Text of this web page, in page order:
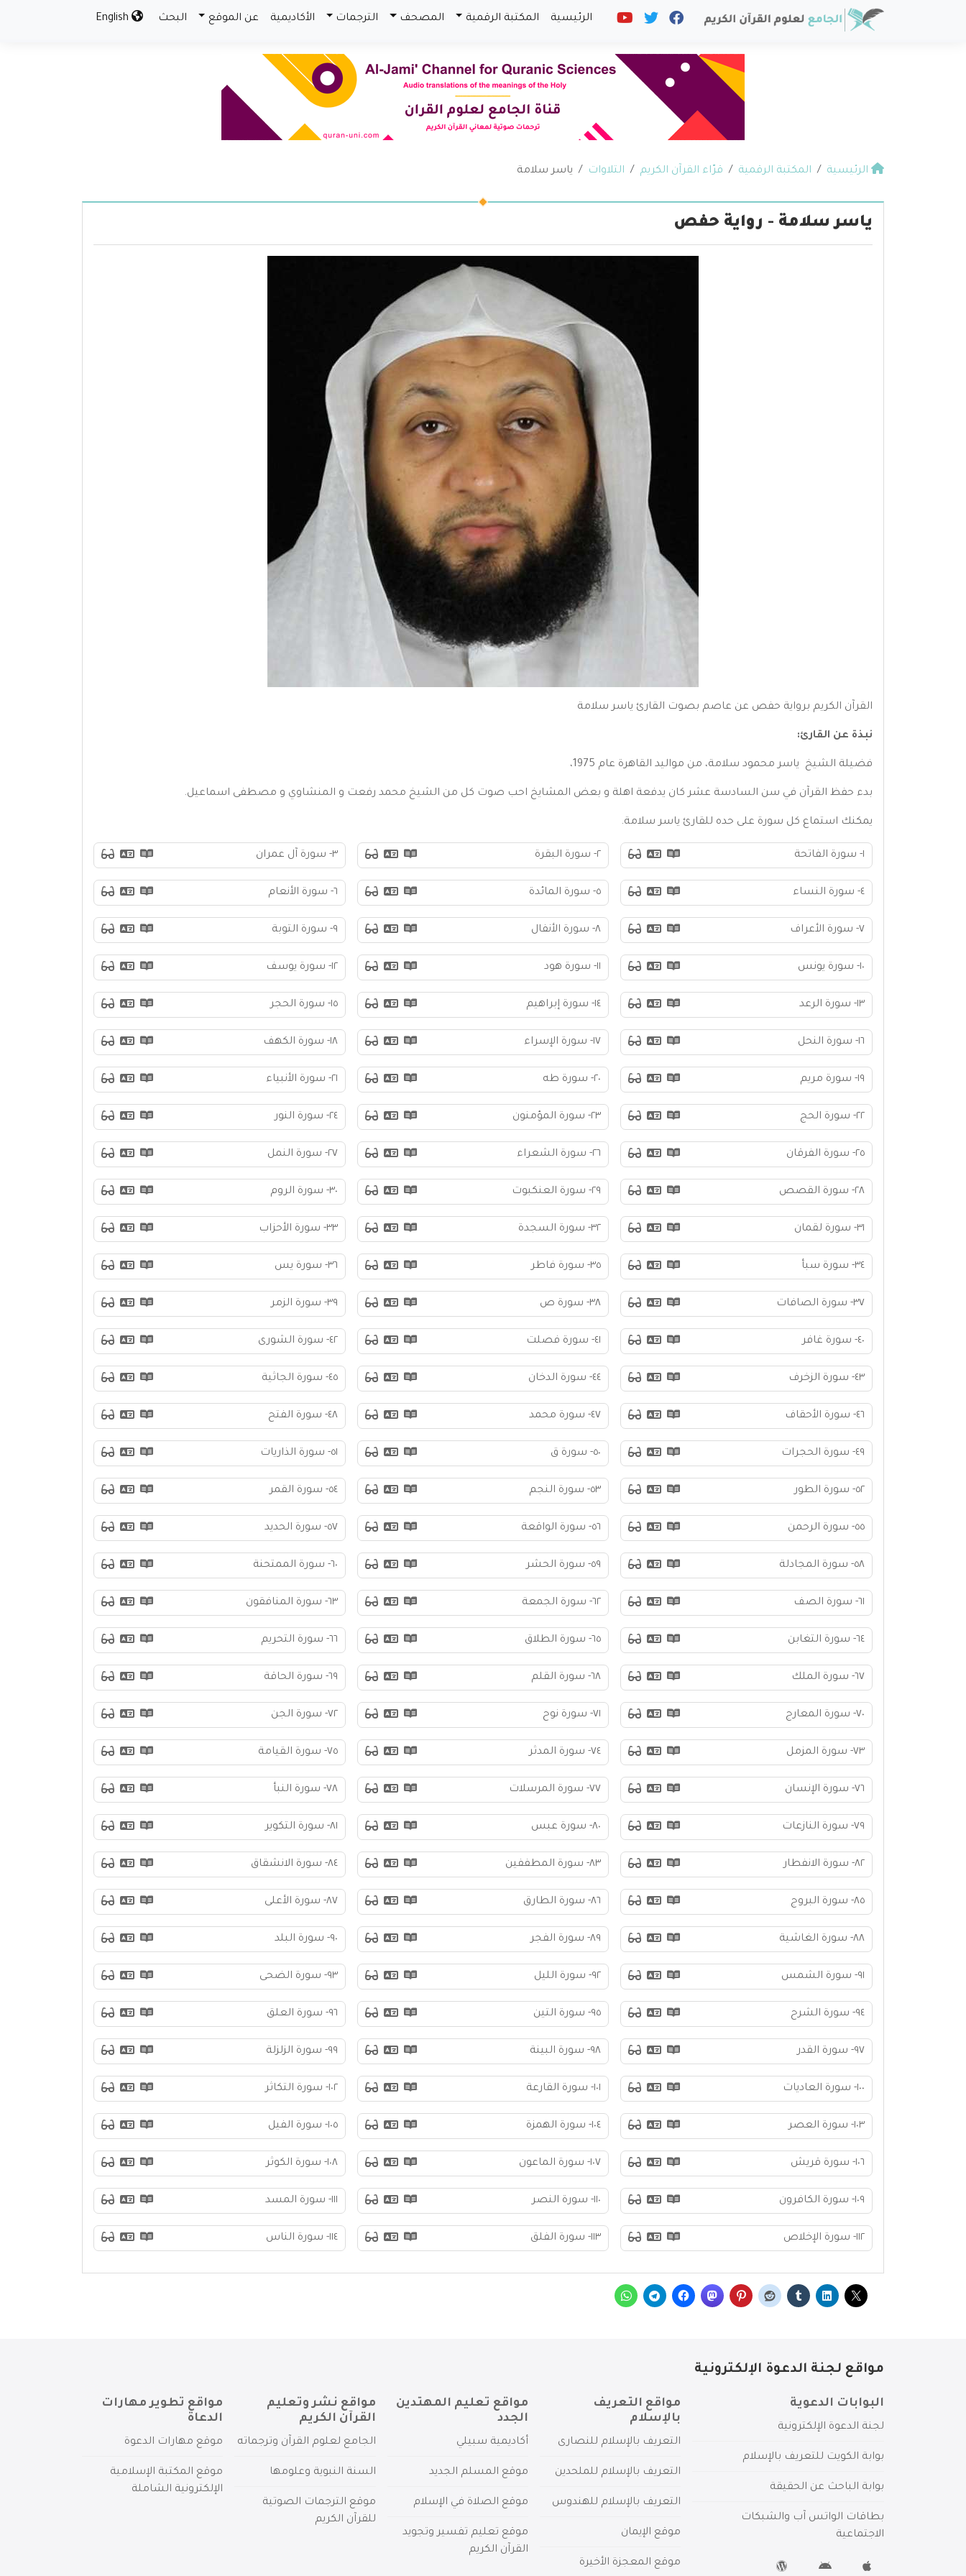
الرئيسية المكتبة الرقمية المصحف الترجمات الأكاديمية عن الموقع البحث
الرئيسية المكتبة الرقمية قرّاء القرآن الكريم التلاوات ياسر سلامة
ياسر سلامة - رواية حفص
القرآن الكريم برواية حفص عن عاصم بصوت القارئ ياسر سلامة
نبذة عن القارئ:
فضيلة الشيخ ياسر محمود سلامة، من مواليد القاهرة عام 1975،
بدء حفظ القرآن في سن السادسة عشر كان يدفعة اهلة و بعض المشايخ احب صوت كل من الشيخ محمد رفعت و المنشاوي و مصطفى اسماعيل.
يمكنك استماع كل سورة على حده للقارئ ياسر سلامة.
١- سورة الفاتحة ٢- سورة البقرة ٣- سورة آل عمران
٤- سورة النساء ٥- سورة المائدة ٦- سورة الأنعام
٧- سورة الأعراف ٨- سورة الأنفال ٩- سورة التوبة
١٠- سورة يونس ١١- سورة هود ١٢- سورة يوسف
١٣- سورة الرعد ١٤- سورة إبراهيم ١٥- سورة الحجر
١٦- سورة النحل ١٧- سورة الإسراء ١٨- سورة الكهف
١٩- سورة مريم ٢٠- سورة طه ٢١- سورة الأنبياء
٢٢- سورة الحج ٢٣- سورة المؤمنون ٢٤- سورة النور
٢٥- سورة الفرقان ٢٦- سورة الشعراء ٢٧- سورة النمل
٢٨- سورة القصص ٢٩- سورة العنكبوت ٣٠- سورة الروم
٣١- سورة لقمان ٣٢- سورة السجدة ٣٣- سورة الأحزاب
٣٤- سورة سبأ ٣٥- سورة فاطر ٣٦- سورة يس
٣٧- سورة الصافات ٣٨- سورة ص ٣٩- سورة الزمر
٤٠- سورة غافر ٤١- سورة فصلت ٤٢- سورة الشورى
٤٣- سورة الزخرف ٤٤- سورة الدخان ٤٥- سورة الجاثية
٤٦- سورة الأحقاف ٤٧- سورة محمد ٤٨- سورة الفتح
٤٩- سورة الحجرات ٥٠- سورة ق ٥١- سورة الذاريات
٥٢- سورة الطور ٥٣- سورة النجم ٥٤- سورة القمر
٥٥- سورة الرحمن ٥٦- سورة الواقعة ٥٧- سورة الحديد
٥٨- سورة المجادلة ٥٩- سورة الحشر ٦٠- سورة الممتحنة
٦١- سورة الصف ٦٢- سورة الجمعة ٦٣- سورة المنافقون
٦٤- سورة التغابن ٦٥- سورة الطلاق ٦٦- سورة التحريم
٦٧- سورة الملك ٦٨- سورة القلم ٦٩- سورة الحاقة
٧٠- سورة المعارج ٧١- سورة نوح ٧٢- سورة الجن
٧٣- سورة المزمل ٧٤- سورة المدثر ٧٥- سورة القيامة
٧٦- سورة الإنسان ٧٧- سورة المرسلات ٧٨- سورة النبأ
٧٩- سورة النازعات ٨٠- سورة عبس ٨١- سورة التكوير
٨٢- سورة الانفطار ٨٣- سورة المطففين ٨٤- سورة الانشقاق
٨٥- سورة البروج ٨٦- سورة الطارق ٨٧- سورة الأعلى
٨٨- سورة الغاشية ٨٩- سورة الفجر ٩٠- سورة البلد
٩١- سورة الشمس ٩٢- سورة الليل ٩٣- سورة الضحى
٩٤- سورة الشرح ٩٥- سورة التين ٩٦- سورة العلق
٩٧- سورة القدر ٩٨- سورة البينة ٩٩- سورة الزلزلة
١٠٠- سورة العاديات ١٠١- سورة القارعة ١٠٢- سورة التكاثر
١٠٣- سورة العصر ١٠٤- سورة الهمزة ١٠٥- سورة الفيل
١٠٦- سورة قريش ١٠٧- سورة الماعون ١٠٨- سورة الكوثر
١٠٩- سورة الكافرون ١١٠- سورة النصر ١١١- سورة المسد
١١٢- سورة الإخلاص ١١٣- سورة الفلق ١١٤- سورة الناس
مواقع لجنة الدعوة الإلكترونية
البوابات الدعوية
لجنة الدعوة الإلكترونية
بوابة الكويت للتعريف بالإسلام
بوابة الباحث عن الحقيقة
بطاقات الواتس آب والشبكات
الاجتماعية
مواقع التعريف
بالإسلام
التعريف بالإسلام للنصارى
التعريف بالإسلام للملحدين
التعريف بالإسلام للهندوس
موقع الإيمان
موقع المعجزة الأخيرة
مواقع تعليم المهتدين
الجدد
أكاديمية سبيلي
موقع المسلم الجديد
موقع الصلاة في الإسلام
موقع تعليم تفسير وتجويد
القرآن الكريم
مواقع نشر وتعليم
القرآن الكريم
الجامع لعلوم القرآن وترجماته
السنة النبوية وعلومها
موقع الترجمات الصوتية
للقرآن الكريم
مواقع تطوير مهارات
الدعاة
موقع مهارات الدعوة
موقع المكتبة الإسلامية
الإلكترونية الشاملة